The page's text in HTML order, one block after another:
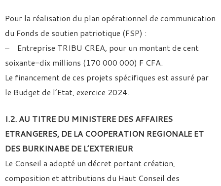
Pour la réalisation du plan opérationnel de communication
du Fonds de soutien patriotique (FSP) :
– Entreprise TRIBU CREA, pour un montant de cent
soixante-dix millions (170 000 000) F CFA.
Le financement de ces projets spécifiques est assuré par
le Budget de l’Etat, exercice 2024.
I.2. AU TITRE DU MINISTERE DES AFFAIRES
ETRANGERES, DE LA COOPERATION REGIONALE ET
DES BURKINABE DE L’EXTERIEUR
Le Conseil a adopté un décret portant création,
composition et attributions du Haut Conseil des